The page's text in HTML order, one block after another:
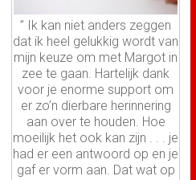
” Ik kan niet anders zeggen
dat ik heel gelukkig wordt van
mijn keuze om met Margot in
zee te gaan. Hartelijk dank
voor je enorme support om
er zo’n dierbare herinnering
aan over te houden. Hoe
moeilijk het ook kan zijn . . . je
had er een antwoord op en je
gaf er vorm aan. Dat wat op